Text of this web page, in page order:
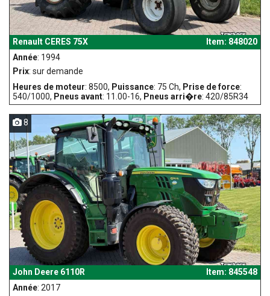
Renault CERES 75X
Item: 848020
Année: 1994
Prix: sur demande
Heures de moteur: 8500, Puissance: 75 Ch, Prise de force:
540/1000, Pneus avant: 11.00-16, Pneus arri�re: 420/85R34
8
John Deere 6110R
Item: 845548
Année: 2017